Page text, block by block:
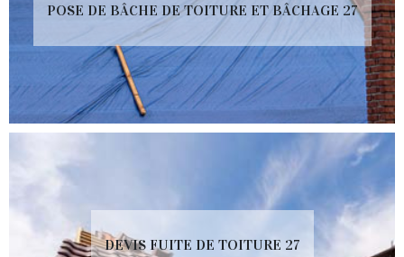
POSE DE BÂCHE DE TOITURE ET BÂCHAGE 27
DEVIS FUITE DE TOITURE 27